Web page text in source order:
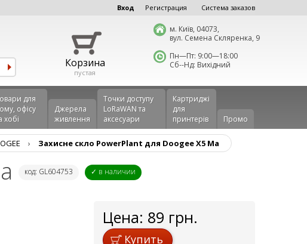
Вход Регистрация Система заказов
Корзина
пустая
м. Київ, 04073,
вул. Семена Скляренка, 9
Пн—Пт: 9:00—18:00
Сб--Нд: Вихідний
для
офісу
хобі
Джерела
живлення
Точки доступу
LoRaWAN та
аксесуари
Картриджі
для
принтерів
Промо
› Захисне скло PowerPlant для Doogee X5 Ma
код: GL604753 ✓ в наличии
Цена: 89 грн.
Купить